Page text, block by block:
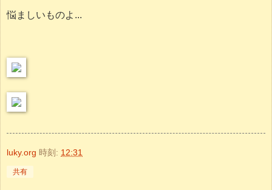
悩ましいものよ...
luky.org 時刻: 12:31
共有